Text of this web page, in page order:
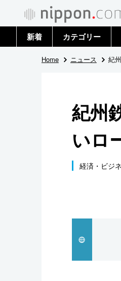
新着 カテゴリー
政治・外交
国際
社会
文化
スポーツ・東京
Home ニュース 紀
紀州
いロ
経済・ビジ